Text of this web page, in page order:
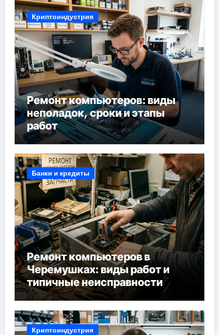
Криптоиндустрия
Ремонт компьютеров: виды
неполадок, сроки и этапы
работ
Банки и кредиты
Ремонт компьютеров в
Черемушках: виды работ и
типичные неисправности
Криптоиндустрия